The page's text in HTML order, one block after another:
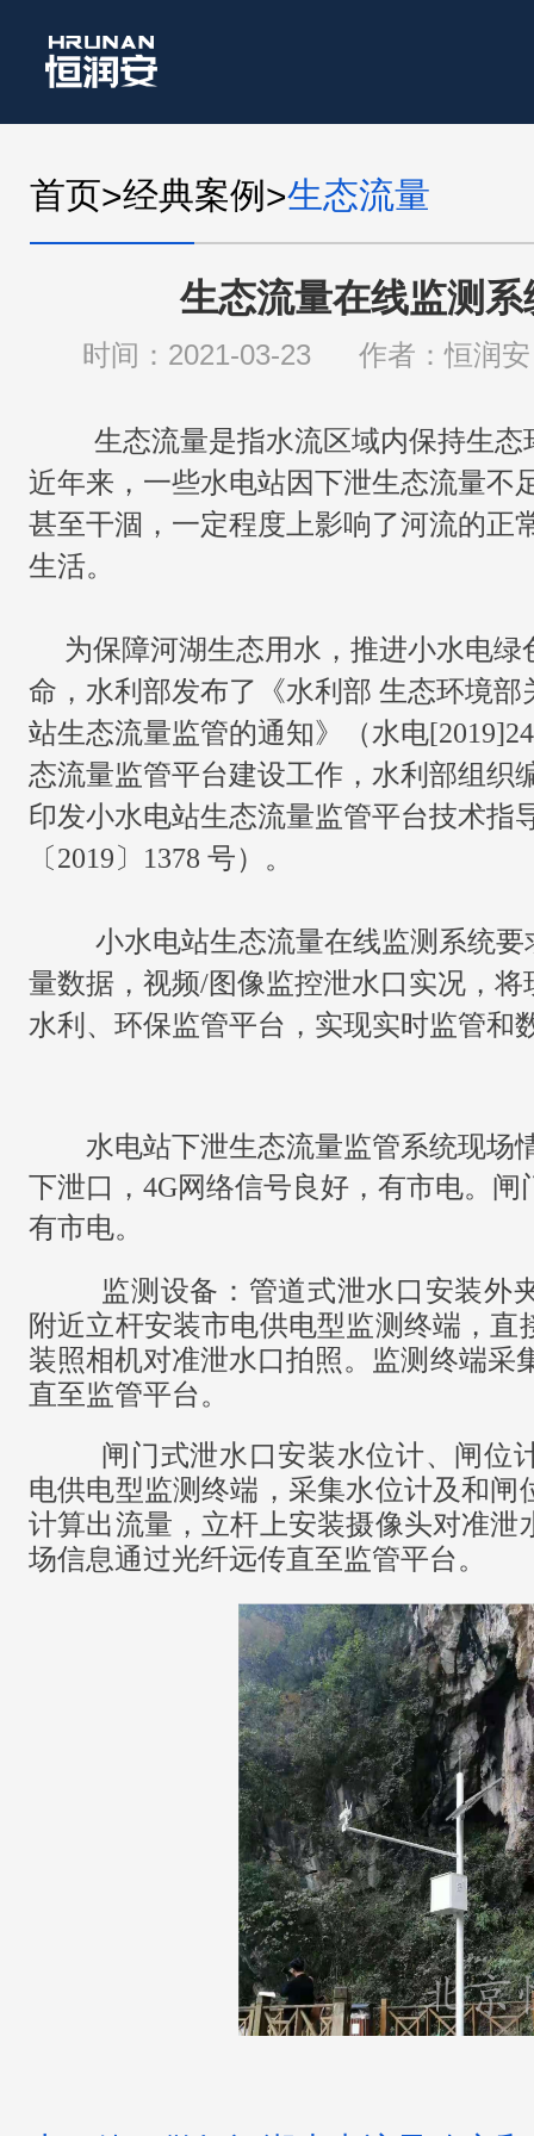
首页>经典案例 >生态流量
生态流量在线监测
时间：2021-03-23 作者：恒润安
生态流量是指水流区域内保持生
近年来，一些水电站因下泄生态流量不
甚至干涸，一定程度上影响了河流的正
生活。
为保障河湖生态用水，推进小水电绿
命，水利部发布了《水利部 生态环境
站生态流量监管的通知》（水电
态流量监管平台建设工作，水利部组织
印发小水电站生态流量监管平台技术指
〔2019〕1378 号）。
小水电站生态流量在线监测系统
量数据，视频/图像监控泄水口实况，
水利、环保监管平台，实现实时监管和
水电站下泄生态流量监管系统现场
下泄口， 4G网络信号良好，有市电。
有市电。
监测设备：管道式泄水口安装外
附近立杆安装市电供电型监测终端，
装照相机对准泄水口拍照。监测终端采
直至监管平台。
闸门式泄水口安装水位计、闸位
电供电型监测终端，采集水位计及和闸
计算出流量，立杆上安装摄像头对准泄
场信息通过光纤远传直至监管平台。